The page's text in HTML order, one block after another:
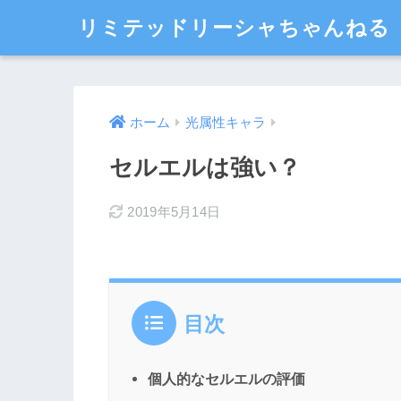
リミテッドリーシャちゃんねる
ホーム 光属性キャラ
セルエルは強い？
2019年5月14日
目次
個人的なセルエルの評価